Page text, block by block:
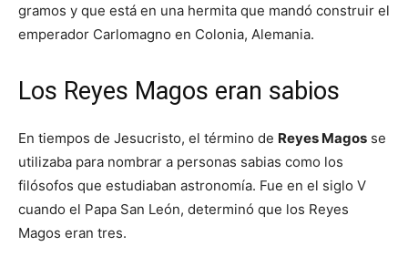
gramos y que está en una hermita que mandó construir el
emperador Carlomagno en Colonia, Alemania.
Los Reyes Magos eran sabios
En tiempos de Jesucristo, el término de Reyes Magos se
utilizaba para nombrar a personas sabias como los
filósofos que estudiaban astronomía. Fue en el siglo V
cuando el Papa San León, determinó que los Reyes
Magos eran tres.